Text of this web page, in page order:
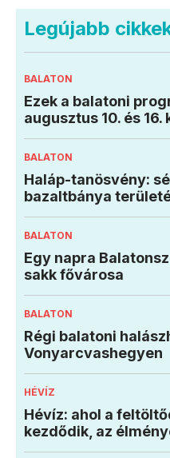
Legújabb
BALATON
Ezek a balatoni
augusztus 10. és 16.
BALATON
Haláp-tanösvény:
bazaltbánya
BALATON
Egy napra
sakk fővárosa
BALATON
Régi balatoni
Vonyarcvashegyen
HÉVÍZ
Hévíz: ahol a
kezdődik, az